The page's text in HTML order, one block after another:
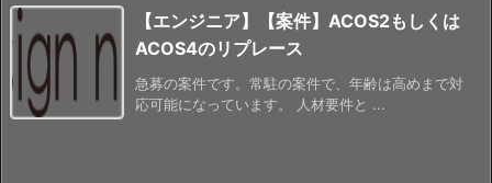
【エンジニア】【案件】ACOS2もしくは
ACOS4のリプレース
急募の案件です。常駐の案件で、年齢は高めまで対
応可能になっています。 人材要件と ...